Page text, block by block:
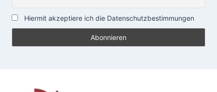
Hiermit akzeptiere ich die Datenschutzbestimmungen